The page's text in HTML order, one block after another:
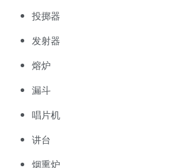
投掷器
发射器
熔炉
漏斗
唱片机
讲台
烟熏炉